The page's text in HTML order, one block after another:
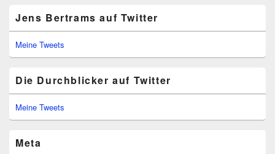
Jens Bertrams auf Twitter
Meine Tweets
Die Durchblicker auf Twitter
Meine Tweets
Meta